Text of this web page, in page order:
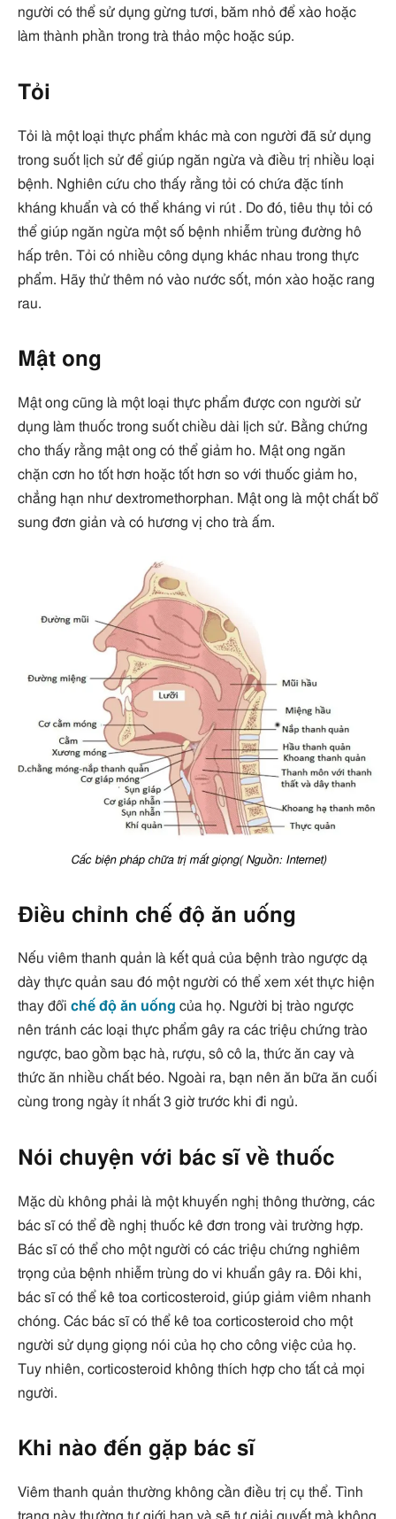
người có thể sử dụng gừng tươi, băm nhỏ để xào hoặc
làm thành phần trong trà thảo mộc hoặc súp.
Tỏi
Tỏi là một loại thực phẩm khác mà con người đã sử dụng
trong suốt lịch sử để giúp ngăn ngừa và điều trị nhiều loại
bệnh. Nghiên cứu cho thấy rằng tỏi có chứa đặc tính
kháng khuẩn và có thể kháng vi rút . Do đó, tiêu thụ tỏi có
thể giúp ngăn ngừa một số bệnh nhiễm trùng đường hô
hấp trên. Tỏi có nhiều công dụng khác nhau trong thực
phẩm. Hãy thử thêm nó vào nước sốt, món xào hoặc rang
rau.
Mật ong
Mật ong cũng là một loại thực phẩm được con người sử
dụng làm thuốc trong suốt chiều dài lịch sử. Bằng chứng
cho thấy rằng mật ong có thể giảm ho. Mật ong ngăn
chặn cơn ho tốt hơn hoặc tốt hơn so với thuốc giảm ho,
chẳng hạn như dextromethorphan. Mật ong là một chất bổ
sung đơn giản và có hương vị cho trà ấm.
Cấc biện pháp chữa trị mất giọng( Nguồn: Internet)
Điều chỉnh chế độ ăn uống
Nếu viêm thanh quản là kết quả của bệnh trào ngược dạ
dày thực quản sau đó một người có thể xem xét thực hiện
thay đổi chế độ ăn uống của họ. Người bị trào ngược
nên tránh các loại thực phẩm gây ra các triệu chứng trào
ngược, bao gồm bạc hà, rượu, sô cô la, thức ăn cay và
thức ăn nhiều chất béo. Ngoài ra, bạn nên ăn bữa ăn cuối
cùng trong ngày ít nhất 3 giờ trước khi đi ngủ.
Nói chuyện với bác sĩ về thuốc
Mặc dù không phải là một khuyến nghị thông thường, các
bác sĩ có thể đề nghị thuốc kê đơn trong vài trường hợp.
Bác sĩ có thể cho một người có các triệu chứng nghiêm
trọng của bệnh nhiễm trùng do vi khuẩn gây ra. Đôi khi,
bác sĩ có thể kê toa corticosteroid, giúp giảm viêm nhanh
chóng. Các bác sĩ có thể kê toa corticosteroid cho một
người sử dụng giọng nói của họ cho công việc của họ.
Tuy nhiên, corticosteroid không thích hợp cho tất cả mọi
người.
Khi nào đến gặp bác sĩ
Viêm thanh quản thường không cần điều trị cụ thể. Tình